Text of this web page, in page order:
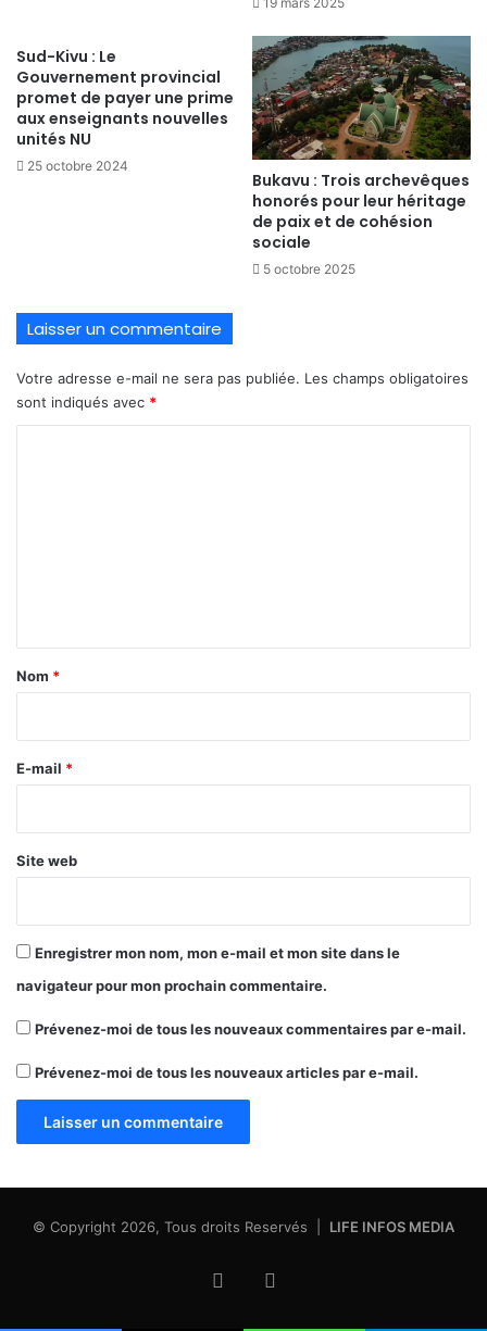
Sud-Kivu : Le
Gouvernement provincial
promet de payer une prime
aux enseignants nouvelles
unités NU
25 octobre 2024
Bukavu : Trois archevêques
honorés pour leur héritage
de paix et de cohésion
sociale
5 octobre 2025
Laisser un commentaire
Votre adresse e-mail ne sera pas publiée. Les champs obligatoires
sont indiqués avec *
a
e
Nom *
E-mail *
Site web
Enregistrer mon nom, mon e-mail et mon site dans le
navigateur pour mon prochain commentaire.
Prévenez-moi de tous les nouveaux commentaires par e-mail.
Prévenez-moi de tous les nouveaux articles par e-mail.
© Copyright 2026, Tous droits Reservés | LIFE INFOS MEDIA
Facebook